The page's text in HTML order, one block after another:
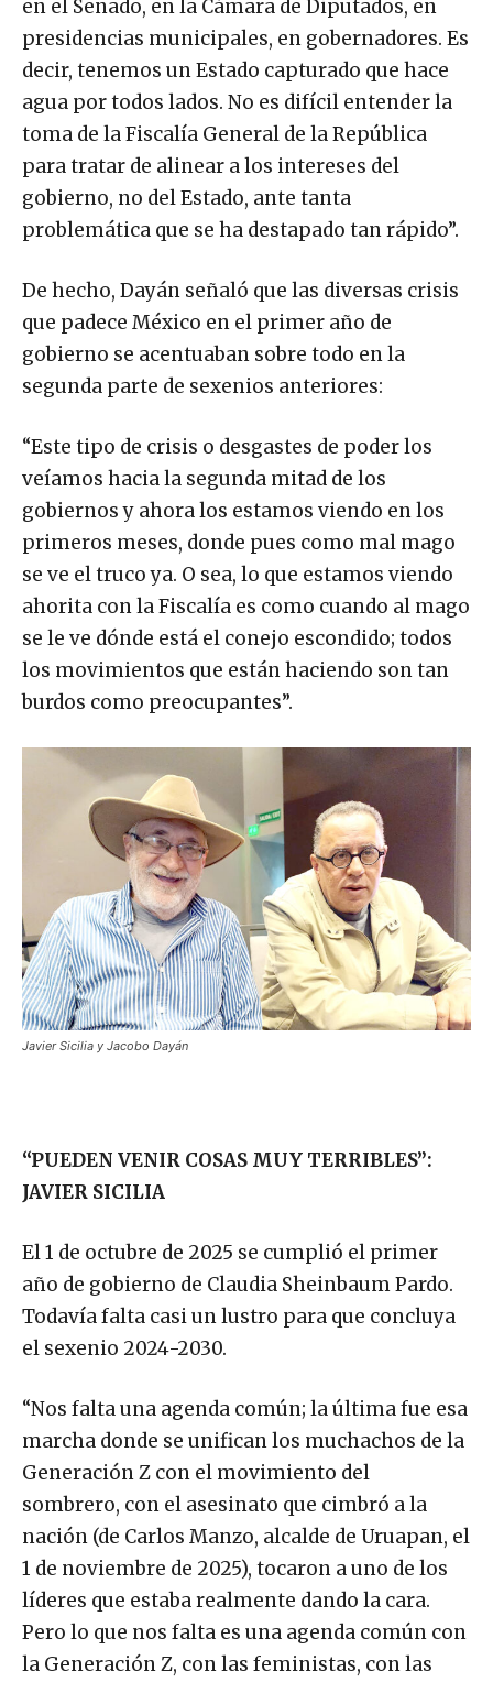
en el Senado, en la Cámara de Diputados, en
presidencias municipales, en gobernadores. Es
decir, tenemos un Estado capturado que hace
agua por todos lados. No es difícil entender la
toma de la Fiscalía General de la República
para tratar de alinear a los intereses del
gobierno, no del Estado, ante tanta
problemática que se ha destapado tan rápido”.
De hecho, Dayán señaló que las diversas crisis
que padece México en el primer año de
gobierno se acentuaban sobre todo en la
segunda parte de sexenios anteriores:
“Este tipo de crisis o desgastes de poder los
veíamos hacia la segunda mitad de los
gobiernos y ahora los estamos viendo en los
primeros meses, donde pues como mal mago
se ve el truco ya. O sea, lo que estamos viendo
ahorita con la Fiscalía es como cuando al mago
se le ve dónde está el conejo escondido; todos
los movimientos que están haciendo son tan
burdos como preocupantes”.
Javier Sicilia y Jacobo Dayán
“PUEDEN VENIR COSAS MUY TERRIBLES”:
JAVIER SICILIA
El 1 de octubre de 2025 se cumplió el primer
año de gobierno de Claudia Sheinbaum Pardo.
Todavía falta casi un lustro para que concluya
el sexenio 2024-2030.
“Nos falta una agenda común; la última fue esa
marcha donde se unifican los muchachos de la
Generación Z con el movimiento del
sombrero, con el asesinato que cimbró a la
nación (de Carlos Manzo, alcalde de Uruapan, el
1 de noviembre de 2025), tocaron a uno de los
líderes que estaba realmente dando la cara.
Pero lo que nos falta es una agenda común con
la Generación Z, con las feministas, con las